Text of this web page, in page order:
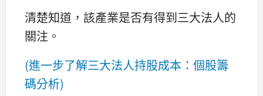
清楚知道，該產業是否有得到三大法人的
關注。
(進一步了解三大法人持股成本：個股籌
碼分析)